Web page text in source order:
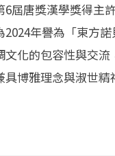
6屆唐獎漢學獎得主
2024年譽為「東方
文化的包容性與交
博雅理念與淑世精